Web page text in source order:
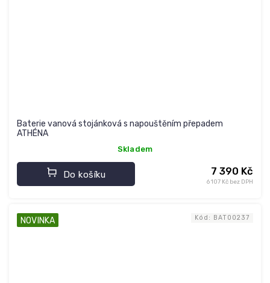
Baterie vanová stojánková s napouštěním přepadem
ATHÉNA
Skladem
6 107 Kč bez DPH
7 390 Kč
Do košíku
NOVINKA Kód: BAT00237